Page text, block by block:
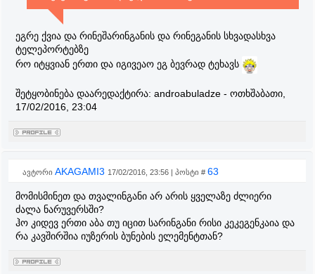
ეგრე ქვია და რინეშარინგანის და რინეგანის სხვადასხვა
ტელეპორტებზე
რო იტყვიან ერთი და იგივეაო ეგ ბევრად ტეხავს
შეტყობინება დაარედაქტირა: androabuladze - ოთხშაბათი,
17/02/2016, 23:04
ავტორი AKAGAMI3 17/02/2016, 23:56 | პოსტი # 63
მომისმინეთ და თვალინგანი არ არის ყველაზე ძლიერი
ძალა ნარუვერსში?
ჰო კიდევ ერთი აბა თუ იცით სარინგანი რისი კეკეგენკაია და
რა კავშირშია იუზერის ბუნების ელემენტთან?